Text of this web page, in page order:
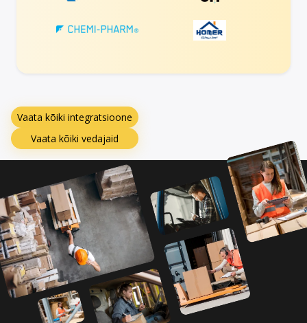
Vaata kõiki integratsioone
Vaata kõiki vedajaid